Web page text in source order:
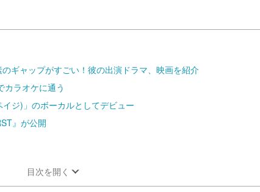
ギャップがすごい！彼の出演ドラマ、映画を紹介
カラオケに通う
ジ)」のボーカルとしてデビュー
』が公開
目次を開く